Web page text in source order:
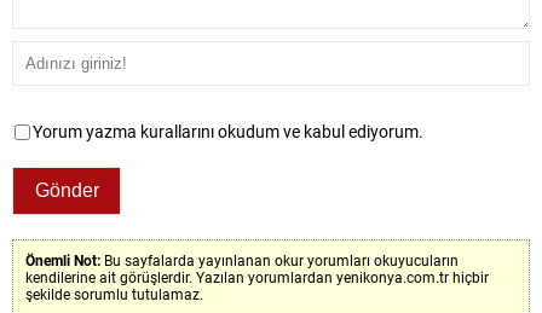
Yorum yazma kurallarını okudum ve kabul ediyorum.
Önemli Not: Bu sayfalarda yayınlanan okur yorumları okuyucuların
kendilerine ait görüşlerdir. Yazılan yorumlardan yenikonya.com.tr hiçbir
şekilde sorumlu tutulamaz.